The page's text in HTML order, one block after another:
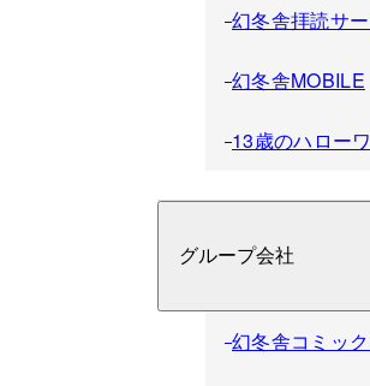
幻冬舎拝読サ
幻冬舎MOBILE
13歳のハロー
グループ会社
幻冬舎コミッ